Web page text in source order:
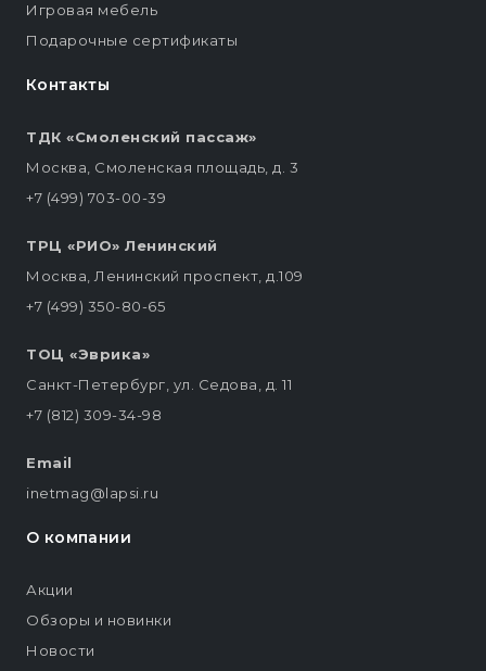
Контакты
ТДК «Смоленский пассаж»
Москва, Смоленская площадь, д. 3
+7 (499) 703-00-39
ТРЦ «РИО» Ленинский
Москва, Ленинский проспект, д.109
+7 (499) 350-80-65
ТОЦ «Эврика»
Санкт-Петербург, ул. Седова, д. 11
+7 (812) 309-34-98
Email
inetmag@lapsi.ru
Игровая мебель
Подарочные сертификаты
О компании
Акции
Обзоры и новинки
Новости